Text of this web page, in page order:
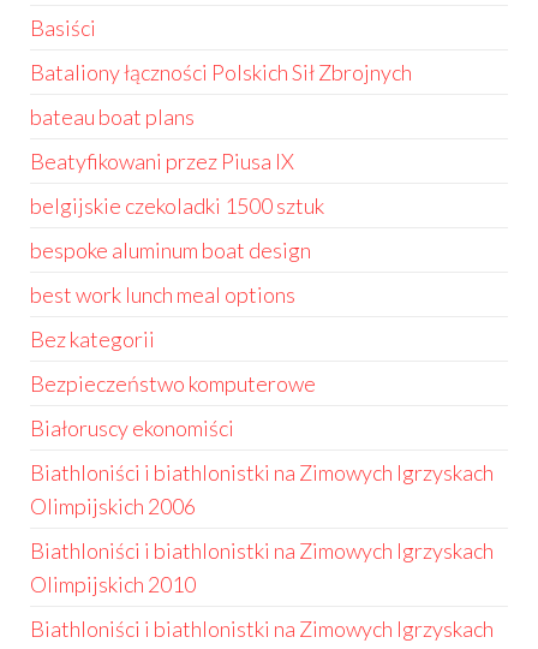
Basiści
Bataliony łączności Polskich Sił Zbrojnych
bateau boat plans
Beatyfikowani przez Piusa IX
belgijskie czekoladki 1500 sztuk
bespoke aluminum boat design
best work lunch meal options
Bez kategorii
Bezpieczeństwo komputerowe
Białoruscy ekonomiści
Biathloniści i biathlonistki na Zimowych Igrzyskach
Olimpijskich 2006
Biathloniści i biathlonistki na Zimowych Igrzyskach
Olimpijskich 2010
Biathloniści i biathlonistki na Zimowych Igrzyskach